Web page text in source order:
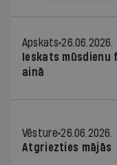
Apskats 26.06.2026.
Ieskats
ainā
Vēsture 26.06.2026.
Atgriezties mājās